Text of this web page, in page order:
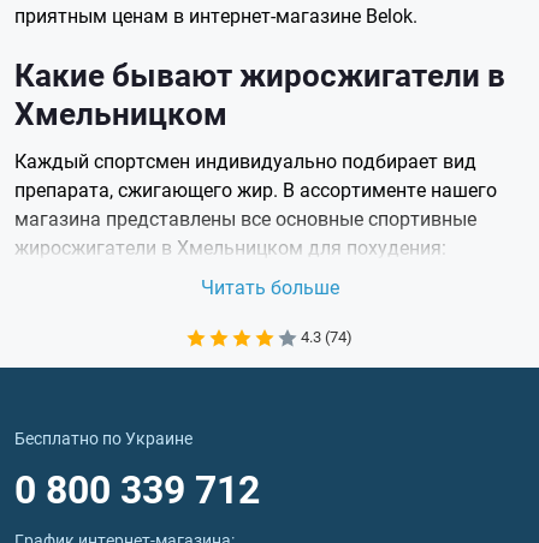
приятным ценам в интернет-магазине Belok.
Какие бывают жиросжигатели в
Хмельницком
Каждый спортсмен индивидуально подбирает вид
препарата, сжигающего жир. В ассортименте нашего
магазина представлены все основные спортивные
жиросжигатели в Хмельницком для похудения:
бета-адреномиметики,
аноретики,
марки Belok вас проконсультируют и помогут выбрать
оптимальный препарат, который не только
способствует снижению лишнего веса, но и
оздоровлению организма в целом. Консультация
Читать больше
4.3 (74)
Бесплатно по Украине
0 800 339 712